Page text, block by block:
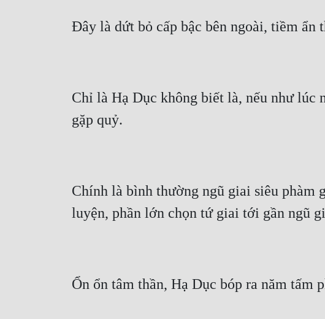
Đây là dứt bỏ cấp bậc bên ngoài, tiềm ẩn
Chỉ là Hạ Dục không biết là, nếu như lúc
gặp quỷ.
Chính là bình thường ngũ giai siêu
luyện, phần lớn chọn tứ giai tới gần ngũ
Ổn ổn tâm thần, Hạ Dục bóp ra năm tấm